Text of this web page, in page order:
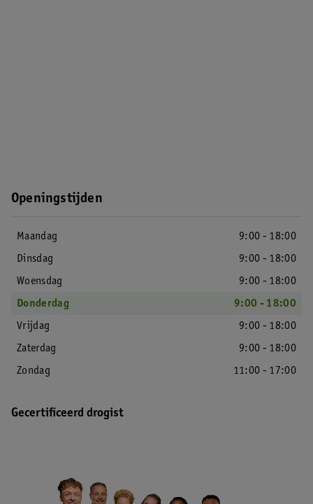
Openingstijden
Maandag
9:00 - 18:00
Dinsdag
9:00 - 18:00
Woensdag
9:00 - 18:00
Donderdag
9:00 - 18:00
Vrijdag
9:00 - 18:00
Zaterdag
9:00 - 18:00
Zondag
11:00 - 17:00
Gecertificeerd drogist